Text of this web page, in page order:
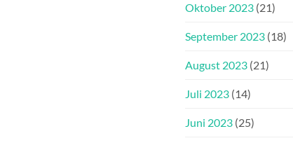
Oktober 2023 (21)
September 2023 (18)
August 2023 (21)
Juli 2023 (14)
Juni 2023 (25)